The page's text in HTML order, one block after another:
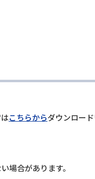
こちらからダウンロー
場合があります。